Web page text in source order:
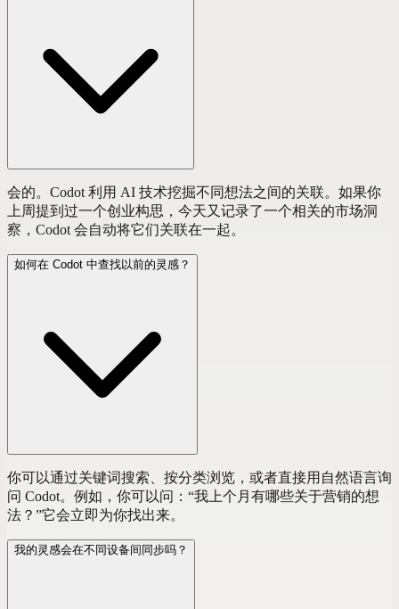
会的。Codot 利用 AI 技术挖掘不同想法之间的关联。如果你
上周提到过一个创业构思，今天又记录了一个相关的市场洞
察，Codot 会自动将它们关联在一起。
如何在 Codot 中查找以前的灵感？
你可以通过关键词搜索、按分类浏览，或者直接用自然语言询
问 Codot。例如，你可以问：“我上个月有哪些关于营销的想
法？”它会立即为你找出来。
我的灵感会在不同设备间同步吗？